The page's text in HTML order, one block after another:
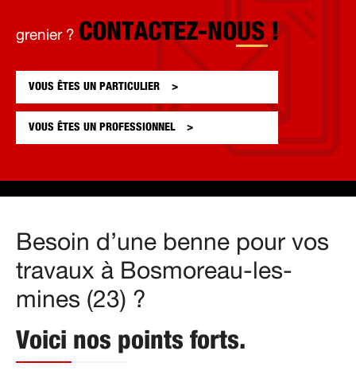
grenier ? CONTACTEZ-NOUS !
VOUS ÊTES UN PARTICULIER
VOUS ÊTES UN PROFESSIONNEL
Besoin d’une benne pour vos
travaux à Bosmoreau-les-
mines (23) ?
Voici nos points forts.